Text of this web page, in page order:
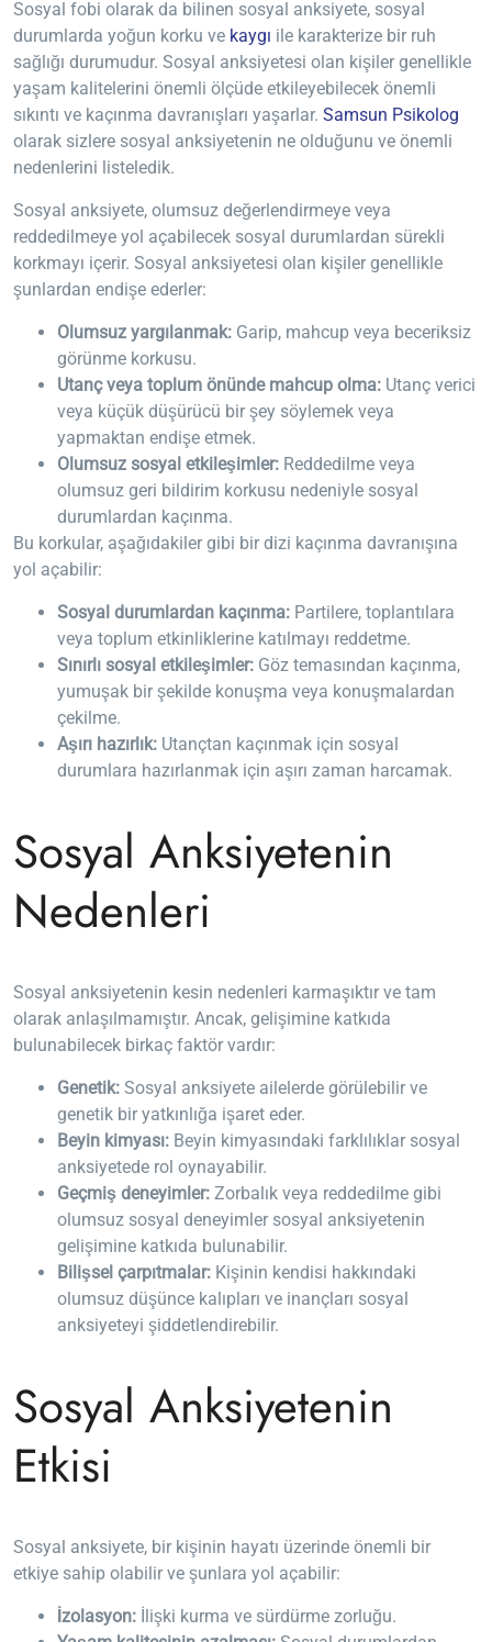
Sosyal fobi olarak da bilinen sosyal anksiyete, sosyal
durumlarda yoğun korku ve kaygı ile karakterize bir ruh
sağlığı durumudur. Sosyal anksiyetesi olan kişiler genellikle
yaşam kalitelerini önemli ölçüde etkileyebilecek önemli
sıkıntı ve kaçınma davranışları yaşarlar. Samsun Psikolog
olarak sizlere sosyal anksiyetenin ne olduğunu ve önemli
nedenlerini listeledik.
Sosyal anksiyete, olumsuz değerlendirmeye veya
reddedilmeye yol açabilecek sosyal durumlardan sürekli
korkmayı içerir. Sosyal anksiyetesi olan kişiler genellikle
şunlardan endişe ederler:
Olumsuz yargılanmak: Garip, mahcup veya beceriksiz
görünme korkusu.
Utanç veya toplum önünde mahcup olma: Utanç verici
veya küçük düşürücü bir şey söylemek veya
yapmaktan endişe etmek.
Olumsuz sosyal etkileşimler: Reddedilme veya
olumsuz geri bildirim korkusu nedeniyle sosyal
durumlardan kaçınma.
Bu korkular, aşağıdakiler gibi bir dizi kaçınma davranışına
yol açabilir:
Sosyal durumlardan kaçınma: Partilere, toplantılara
veya toplum etkinliklerine katılmayı reddetme.
Sınırlı sosyal etkileşimler: Göz temasından kaçınma,
yumuşak bir şekilde konuşma veya konuşmalardan
çekilme.
Aşırı hazırlık: Utançtan kaçınmak için sosyal
durumlara hazırlanmak için aşırı zaman harcamak.
Sosyal Anksiyetenin
Nedenleri
Sosyal anksiyetenin kesin nedenleri karmaşıktır ve tam
olarak anlaşılmamıştır. Ancak, gelişimine katkıda
bulunabilecek birkaç faktör vardır:
Genetik: Sosyal anksiyete ailelerde görülebilir ve
genetik bir yatkınlığa işaret eder.
Beyin kimyası: Beyin kimyasındaki farklılıklar sosyal
anksiyetede rol oynayabilir.
Geçmiş deneyimler: Zorbalık veya reddedilme gibi
olumsuz sosyal deneyimler sosyal anksiyetenin
gelişimine katkıda bulunabilir.
Bilişsel çarpıtmalar: Kişinin kendisi hakkındaki
olumsuz düşünce kalıpları ve inançları sosyal
anksiyeteyi şiddetlendirebilir.
Sosyal Anksiyetenin
Etkisi
Sosyal anksiyete, bir kişinin hayatı üzerinde önemli bir
etkiye sahip olabilir ve şunlara yol açabilir:
İzolasyon: İlişki kurma ve sürdürme zorluğu.